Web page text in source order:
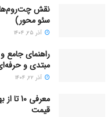
نقش چت‌روم‌ها
سئو محور)
آذر ۲۵, ۱۴۰۴
راهنمای جامع
مبتدی و حرفه‌ای
آذر ۲۲, ۱۴۰۴
معرفی
قیمت